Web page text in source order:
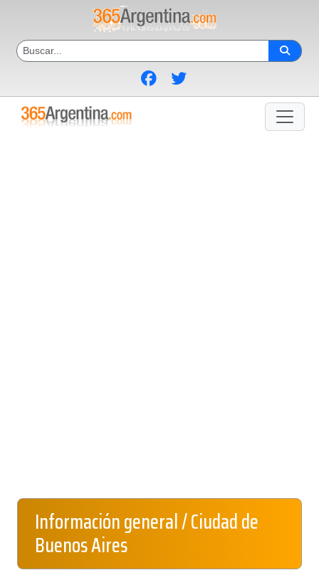
Información general / Ciudad de
Buenos Aires